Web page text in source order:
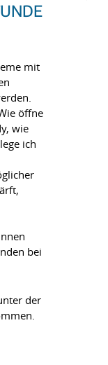
mit
öffne
wie
ich
bei
der